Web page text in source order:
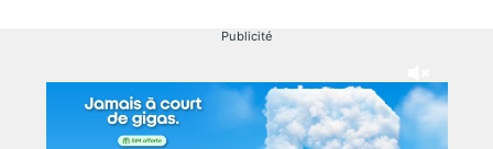
Publicité